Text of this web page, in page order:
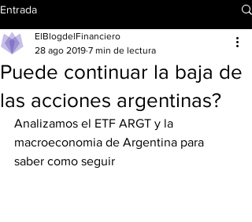
Entrada
Puede continuar la baja de
las acciones argentinas?
ElBlogdelFinanciero
28 ago 2019 7 min de lectura
Analizamos el ETF ARGT y la
macroeconomia de Argentina para
saber como seguir